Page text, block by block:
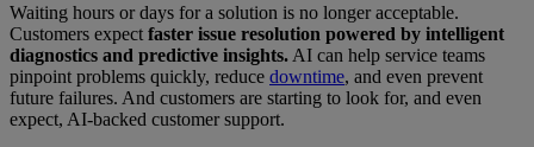
Waiting hours or days for a solution is no longer acceptable.
Customers expect faster issue resolution powered by intelligent
diagnostics and predictive insights. AI can help service teams
pinpoint problems quickly, reduce downtime, and even prevent
future failures. And customers are starting to look for, and even
expect, AI-backed customer support.